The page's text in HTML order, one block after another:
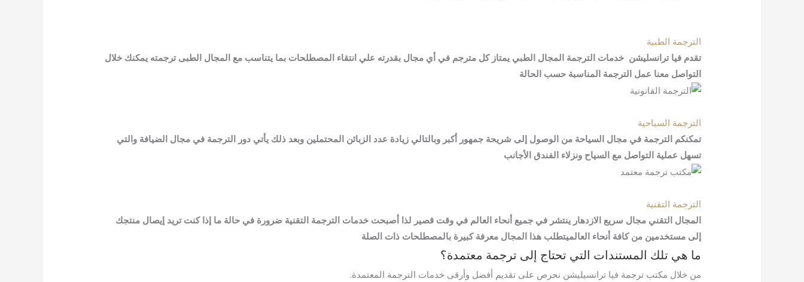
الترجمة الطبية
تقدم فيا ترانسليشن خدمات الترجمة المجال الطبي يمتاز كل مترجم في أي مجال بقدرته علي انتقاء المصطلحات بما يتناسب مع المجال الطبى ترجمته يمكنك خلال
التواصل معنا عمل الترجمة المناسبة حسب الحالة
الترجمة السياحية
تمكنكم الترجمة في مجال السياحة من الوصول إلى شريحة جمهور أكبر وبالتالي زيادة عدد الزبائن المحتملين وبعد ذلك يأتي دور الترجمة في مجال الضيافة والتي
تسهل عملية التواصل مع السياح ونزلاء الفندق الأجانب
الترجمة التقنية
المجال التقني مجال سريع الازدهار ينتشر في جميع أنحاء العالم في وقت قصير لذا أصبحت خدمات الترجمة التقنية ضرورة في حالة ما إذا كنت تريد إيصال منتجك
إلى مستخدمين من كافة أنحاء العالميتطلب هذا المجال معرفة كبيرة بالمصطلحات ذات الصلة
ما هي تلك المستندات التي تحتاج إلى ترجمة معتمدة؟
من خلال مكتب ترجمة فيا ترانسيليشن نحرص على تقديم أفضل وأرقى خدمات الترجمة المعتمدة.